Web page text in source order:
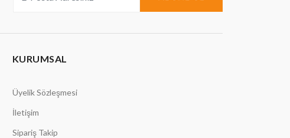
KURUMSAL
Üyelik Sözleşmesi
İletişim
Sipariş Takip